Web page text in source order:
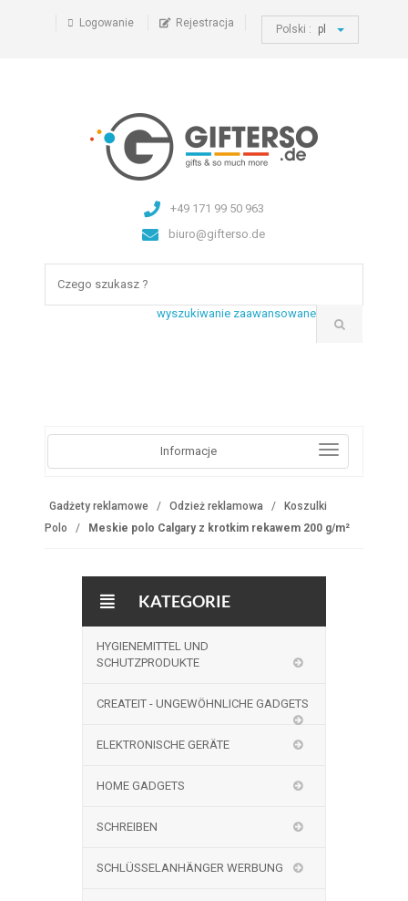
Logowanie Rejestracja Polski : pl
+49 171 99 50 963
biuro@gifterso.de
wyszukiwanie zaawansowane
Informacje
Gadżety reklamowe Odzież reklamowa
Koszulki
Polo
Meskie polo Calgary z krotkim rekawem 200 g/m²
KATEGORIE
HYGIENEMITTEL UND
SCHUTZPRODUKTE
CREATEIT - UNGEWÖHNLICHE GADGETS
ELEKTRONISCHE GERÄTE
HOME GADGETS
SCHREIBEN
SCHLÜSSELANHÄNGER WERBUNG